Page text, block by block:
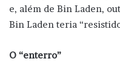
e, além de Bin Laden,
Bin Laden teria
O “enterro”